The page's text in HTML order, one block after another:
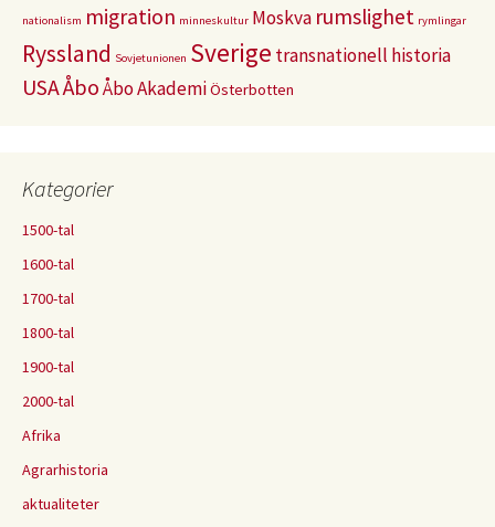
nationalism migration minneskultur Moskva rumslighet rymlingar
Ryssland Sovjetunionen Sverige transnationell historia
USAÅboÅbo AkademiÖsterbotten
Kategorier
1500-tal
1600-tal
1700-tal
1800-tal
1900-tal
2000-tal
Afrika
Agrarhistoria
aktualiteter